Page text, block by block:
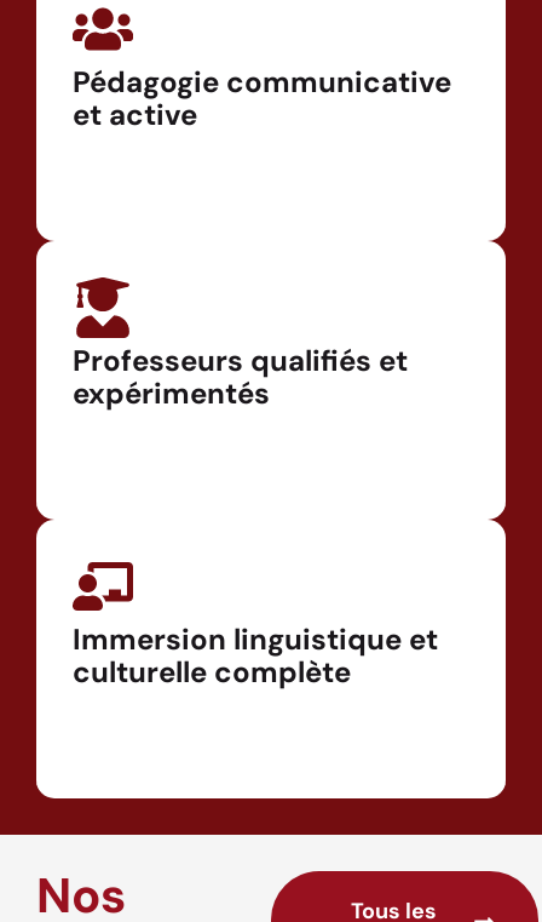
Pédagogie communicative
et active
Professeurs qualifiés et
expérimentés
Immersion linguistique et
culturelle complète
Nos Tous les